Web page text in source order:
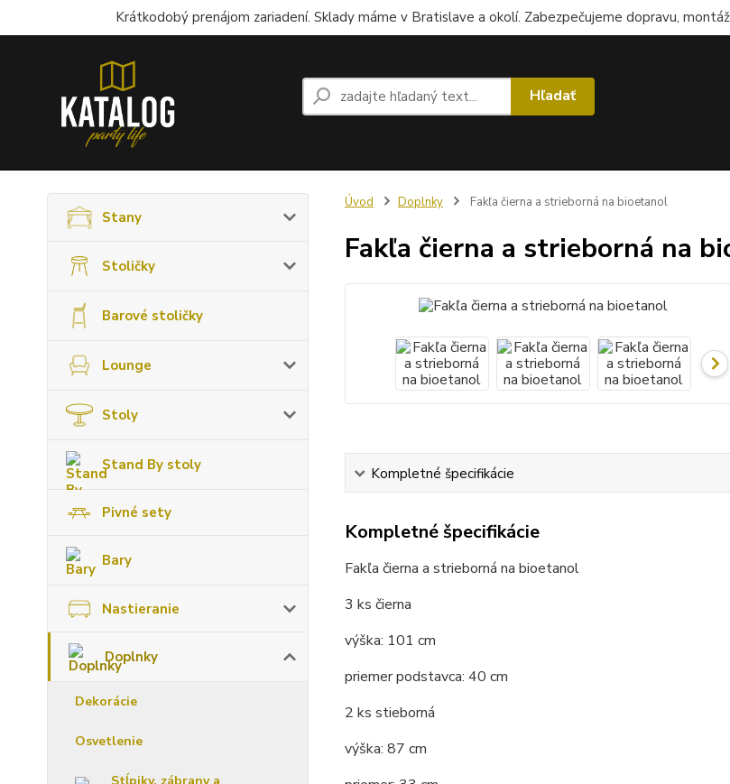
Krátkodobý prenájom zariadení. Sklady máme v Bratislave a okolí. Zabezpečujeme dopravu,
Hľadať
Stany
Stoličky
Barové stoličky
Lounge
Stoly
Stand By stoly
Pivné sety
Bary
Nastieranie
Doplnky
Dekorácie
Osvetlenie
Úvod Doplnky Fakľa čierna a strieborná na bioetanol
Fakľa čierna a strieborná na
Kompletné špecifikácie
Kompletné špecifikácie
Fakľa čierna a strieborná na bioetanol
3 ks čierna
výška: 101 cm
priemer podstavca: 40 cm
2 ks stieborná
výška: 87 cm